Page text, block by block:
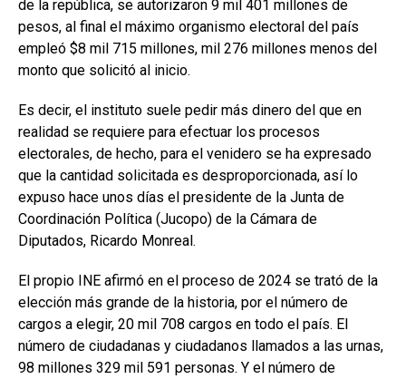
de la república, se autorizaron 9 mil 401 millones de
pesos, al final el máximo organismo electoral del país
empleó $8 mil 715 millones, mil 276 millones menos del
monto que solicitó al inicio.
Es decir, el instituto suele pedir más dinero del que en
realidad se requiere para efectuar los procesos
electorales, de hecho, para el venidero se ha expresado
que la cantidad solicitada es desproporcionada, así lo
expuso hace unos días el presidente de la Junta de
Coordinación Política (Jucopo) de la Cámara de
Diputados, Ricardo Monreal.
El propio INE afirmó en el proceso de 2024 se trató de la
elección más grande de la historia, por el número de
cargos a elegir, 20 mil 708 cargos en todo el país. El
número de ciudadanas y ciudadanos llamados a las urnas,
98 millones 329 mil 591 personas. Y el número de